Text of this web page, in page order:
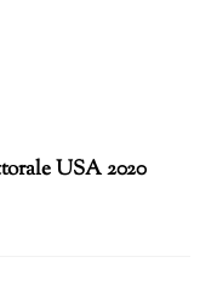
USA 2020